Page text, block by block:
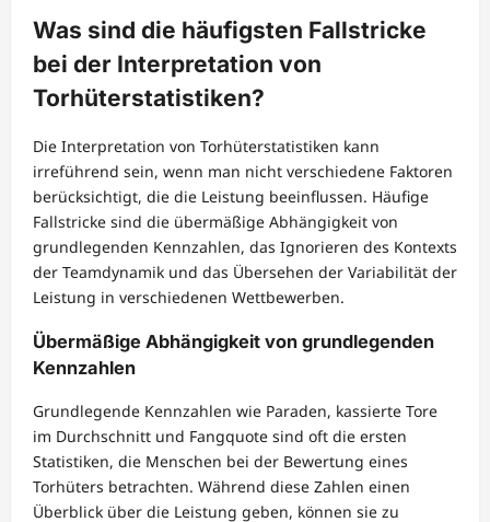
Was sind die häufigsten Fallstricke
bei der Interpretation von
Torhüterstatistiken?
Die Interpretation von Torhüterstatistiken kann
irreführend sein, wenn man nicht verschiedene Faktoren
berücksichtigt, die die Leistung beeinflussen. Häufige
Fallstricke sind die übermäßige Abhängigkeit von
grundlegenden Kennzahlen, das Ignorieren des Kontexts
der Teamdynamik und das Übersehen der Variabilität der
Leistung in verschiedenen Wettbewerben.
Übermäßige Abhängigkeit von grundlegenden
Kennzahlen
Grundlegende Kennzahlen wie Paraden, kassierte Tore
im Durchschnitt und Fangquote sind oft die ersten
Statistiken, die Menschen bei der Bewertung eines
Torhüters betrachten. Während diese Zahlen einen
Überblick über die Leistung geben, können sie zu